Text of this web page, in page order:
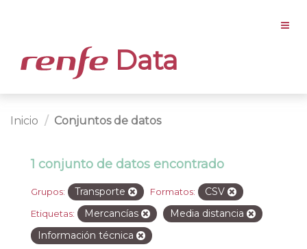
Data
Inicio Conjuntos de datos
1 conjunto de datos encontrado
Grupos: Transporte Formatos: CSV
Etiquetas: Mercancías
Media distancia
Información técnica